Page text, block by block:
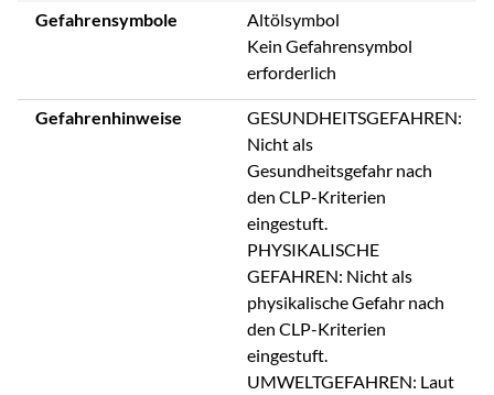
Gefahrensymbole
Altölsymbol
Kein Gefahrensymbol
erforderlich
Gefahrenhinweise
GESUNDHEITSGEFAHREN:
Nicht als
Gesundheitsgefahr nach
den CLP-Kriterien
eingestuft.
PHYSIKALISCHE
GEFAHREN: Nicht als
physikalische Gefahr nach
den CLP-Kriterien
eingestuft.
UMWELTGEFAHREN: Laut